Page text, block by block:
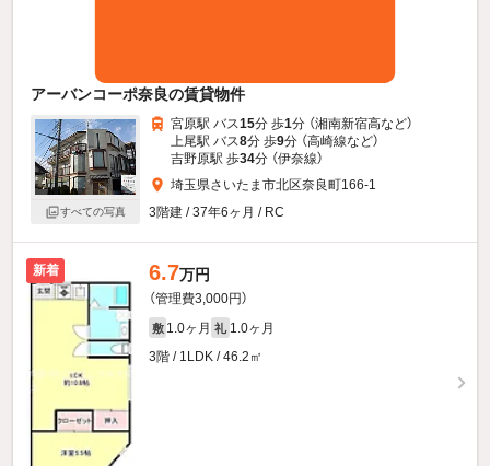
アーバンコーポ奈良の賃貸物件
すべての写真
宮原駅 バス15分 歩1分 （湘南新宿高など）
上尾駅 バス8分 歩9分 （高崎線など）
吉野原駅 歩34分 （伊奈線）
埼玉県さいたま市北区奈良町166-1
3階建 / 37年6ヶ月 / RC
新着 6.7万円
（管理費3,000円）
敷 1.0ヶ月 礼 1.0ヶ月
3階 / 1LDK / 46.2㎡